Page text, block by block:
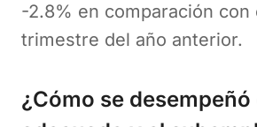
-2.8% en comparación con
trimestre del año anterior.
¿Cómo se desempeñó